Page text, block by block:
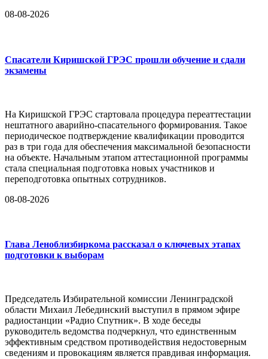
08-08-2026
Спасатели Киришской ГРЭС прошли обучение и сдали
экзамены
На Киришской ГРЭС стартовала процедура переаттестации
нештатного аварийно-спасательного формирования. Такое
периодическое подтверждение квалификации проводится
раз в три года для обеспечения максимальной безопасности
на объекте. Начальным этапом аттестационной программы
стала специальная подготовка новых участников и
переподготовка опытных сотрудников.
08-08-2026
Глава Леноблизбиркома рассказал о ключевых этапах
подготовки к выборам
Председатель Избирательной комиссии Ленинградской
области Михаил Лебединский выступил в прямом эфире
радиостанции «Радио Спутник». В ходе беседы
руководитель ведомства подчеркнул, что единственным
эффективным средством противодействия недостоверным
сведениям и провокациям является правдивая информация.